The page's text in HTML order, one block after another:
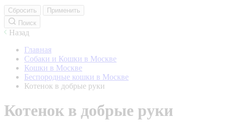
Сбросить
Применить
Поиск
Назад
Главная
Собаки и Кошки в Москве
Кошки в Москве
Беспородные кошки в Москве
Котенок в добрые руки
Котенок в добрые руки